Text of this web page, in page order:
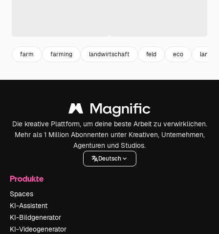
farm farming landwirtschaft feld eco land
Die kreative Plattform, um deine beste Arbeit zu verwirklichen.
Mehr als 1 Million Abonnenten unter Kreativen, Unternehmen,
Agenturen und Studios.
Deutsch
Produkte
Spaces
KI-Assistent
KI-Bildgenerator
KI-Videogenerator